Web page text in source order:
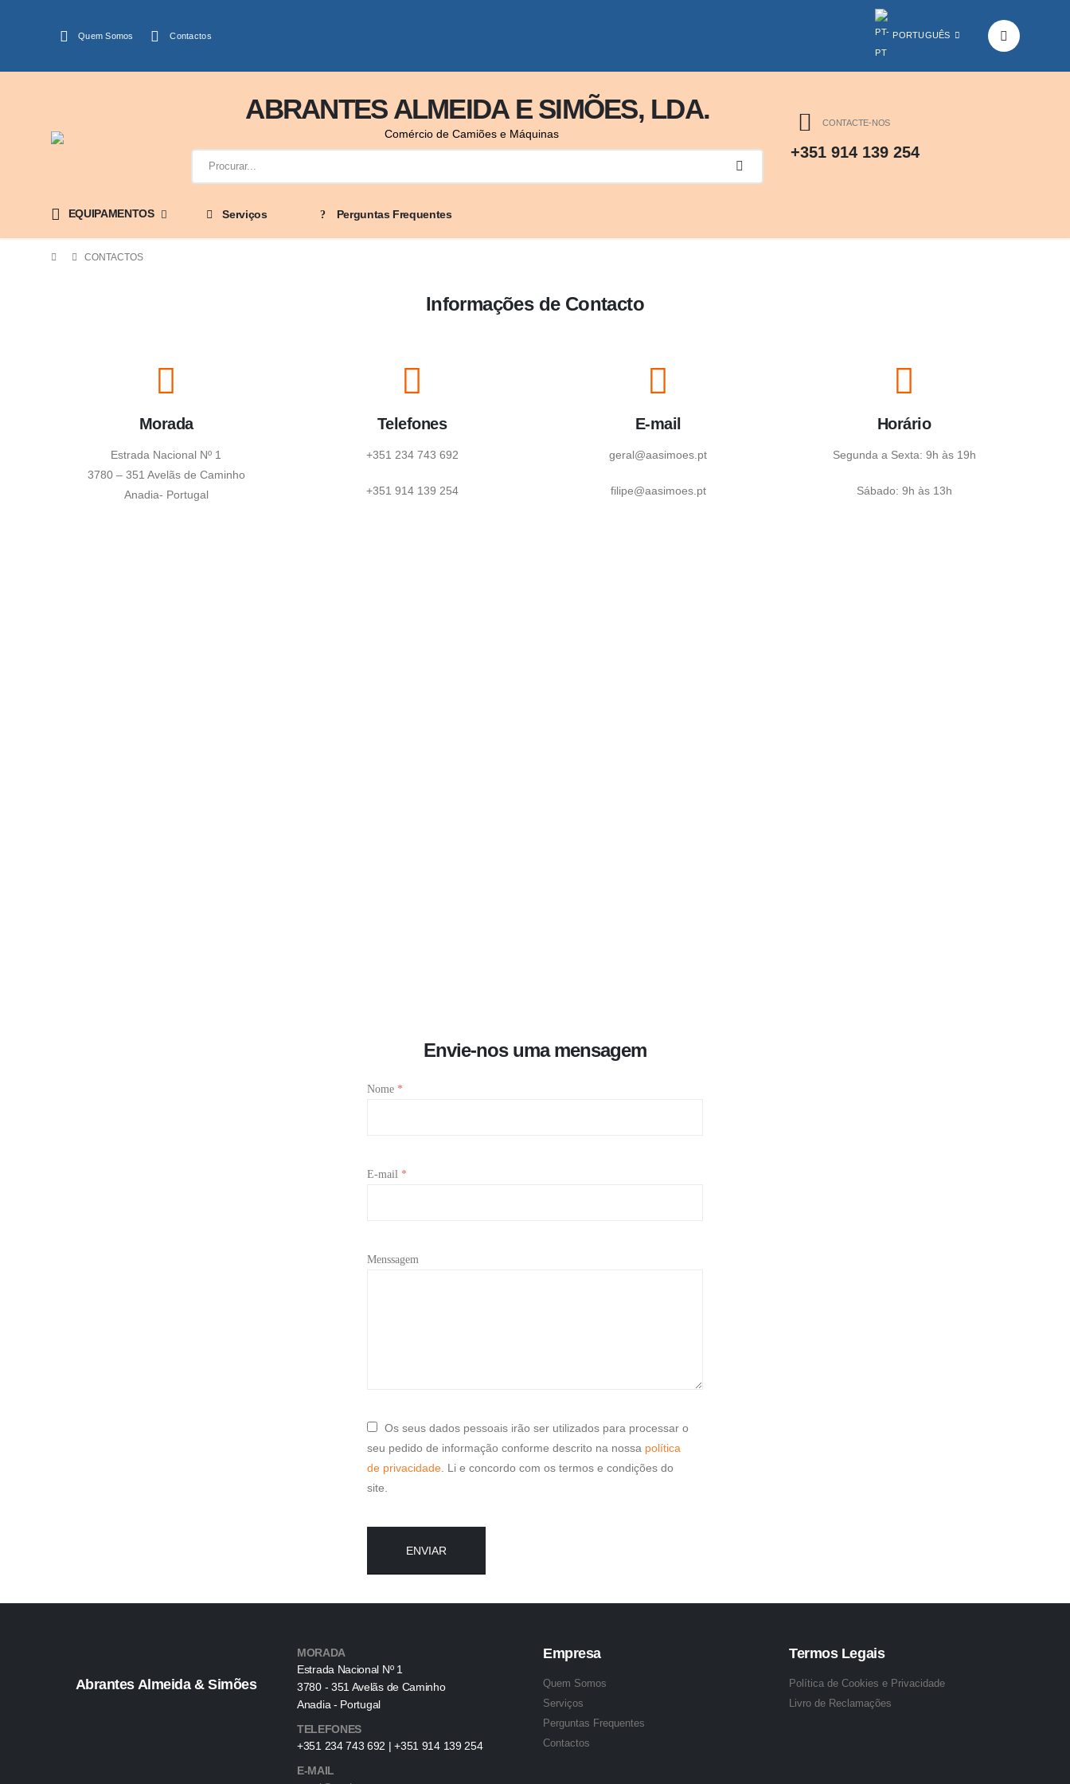
Quem Somos Contactos PORTUGUÊS
ABRANTES ALMEIDA E SIMÕES, LDA.
Comércio de Camiões e Máquinas
CONTACTE-NOS
+351 914 139 254
EQUIPAMENTOS Serviços Perguntas Frequentes
CONTACTOS
Informações de Contacto
Morada
Estrada Nacional Nº 1
3780 – 351 Avelãs de Caminho
Anadia- Portugal
Telefones
+351 234 743 692
+351 914 139 254
E-mail
geral@aasimoes.pt
filipe@aasimoes.pt
Horário
Segunda a Sexta: 9h às 19h
Sábado: 9h às 13h
Envie-nos uma mensagem
Nome *
E-mail *
Menssagem
Os seus dados pessoais irão ser utilizados para processar o
seu pedido de informação conforme descrito na nossa política
de privacidade . Li e concordo com os termos e condições do
site.
Abrantes Almeida & Simões
MORADA
Estrada Nacional Nº 1
3780 - 351 Avelãs de Caminho
Anadia - Portugal
TELEFONES
+351 234 743 692 | +351 914 139 254
E-MAIL
Empresa
Quem Somos
Serviços
Perguntas Frequentes
Contactos
Termos Legais
Política de Cookies e Privacidade
Livro de Reclamações